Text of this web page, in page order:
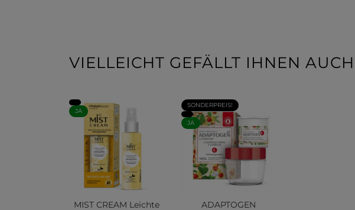
VIELLEICHT GEFÄLLT IHNEN AUCH
JA
MIST CREAM Leichte
SONDERPREIS!
JA
ADAPTOGEN